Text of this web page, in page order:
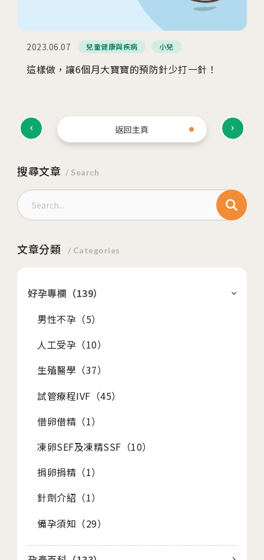
2023.06.07 兒童健康與疾病 小兒
這樣做，讓6個月大寶寶的預防針少打一針！
返回主頁
搜尋文章 / Search
文章分類 / Categories
好孕專欄（139）
男性不孕（5）
人工受孕（10）
生殖醫學（37）
試管療程IVF（45）
借卵借精（1）
凍卵SEF及凍精SSF（10）
捐卵捐精（1）
針劑介紹（1）
備孕須知（29）